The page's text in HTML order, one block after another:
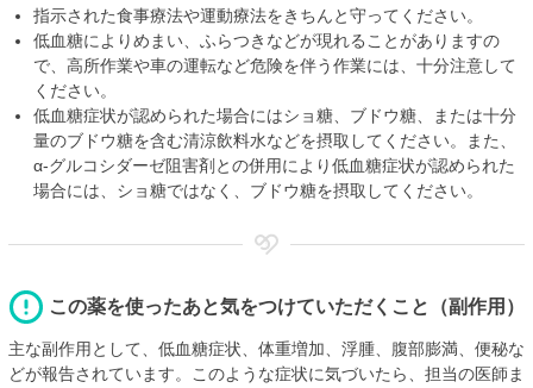
指示された食事療法や運動療法をきちんと守ってください。
低血糖によりめまい、ふらつきなどが現れることがありますの
で、高所作業や車の運転など危険を伴う作業には、十分注意して
ください。
低血糖症状が認められた場合にはショ糖、ブドウ糖、または十分
量のブドウ糖を含む清涼飲料水などを摂取してください。また、
α-グルコシダーゼ阻害剤との併用により低血糖症状が認められた
場合には、ショ糖ではなく、ブドウ糖を摂取してください。
この薬を使ったあと気をつけていただくこと（副作用）
主な副作用として、低血糖症状、体重増加、浮腫、腹部膨満、便秘な
どが報告されています。このような症状に気づいたら、担当の医師ま